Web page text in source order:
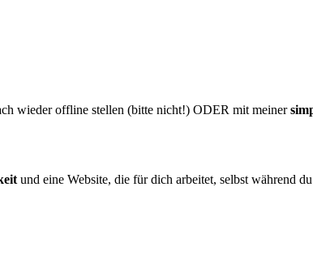
wieder offline stellen (bitte nicht!) ODER mit meiner
und eine Website, die für dich arbeitet, selbst während